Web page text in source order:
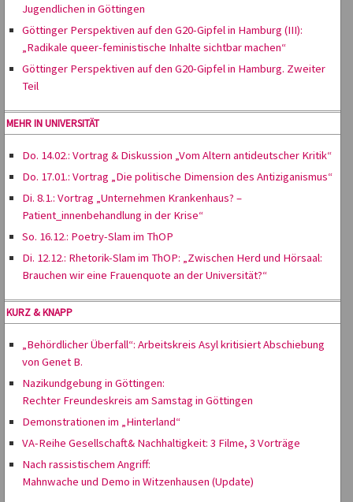
Jugendlichen in Göttingen
Göttinger Perspektiven auf den G20-Gipfel in Hamburg (III):
„Radikale queer-feministische Inhalte sichtbar machen“
Göttinger Perspektiven auf den G20-Gipfel in Hamburg. Zweiter
Teil
MEHR IN UNIVERSITÄT
Do. 14.02.: Vortrag & Diskussion „Vom Altern antideutscher Kritik“
Do. 17.01.: Vortrag „Die politische Dimension des Antiziganismus“
Di. 8.1.: Vortrag „Unternehmen Krankenhaus? –
Patient_innenbehandlung in der Krise“
So. 16.12.: Poetry-Slam im ThOP
Di. 12.12.: Rhetorik-Slam im ThOP: „Zwischen Herd und Hörsaal:
Brauchen wir eine Frauenquote an der Universität?“
KURZ & KNAPP
„Behördlicher Überfall“: Arbeitskreis Asyl kritisiert Abschiebung
von Genet B.
Nazikundgebung in Göttingen:
Rechter Freundeskreis am Samstag in Göttingen
Demonstrationen im „Hinterland“
VA-Reihe Gesellschaft& Nachhaltigkeit: 3 Filme, 3 Vorträge
Nach rassistischem Angriff:
Mahnwache und Demo in Witzenhausen (Update)